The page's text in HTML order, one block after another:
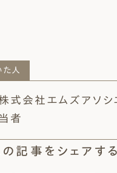
た人
式会社エムズアソシ
当者
の記事をシェアする